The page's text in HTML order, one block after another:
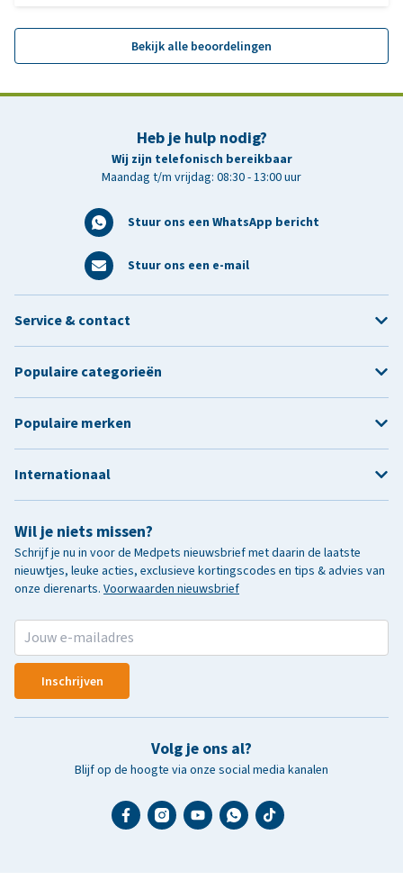
Bekijk alle beoordelingen
Heb je hulp nodig?
Wij zijn telefonisch bereikbaar
Maandag t/m vrijdag: 08:30 - 13:00 uur
Stuur ons een WhatsApp bericht
Stuur ons een e-mail
Wil je niets missen?
Schrijf je nu in voor de Medpets nieuwsbrief met daarin de laatste
nieuwtjes, leuke acties, exclusieve kortingscodes en tips & advies van
onze dierenarts. Voorwaarden nieuwsbrief
Inschrijven
Volg je ons al?
Blijf op de hoogte via onze social media kanalen
Service & contact
Populaire categorieën
Populaire merken
Internationaal